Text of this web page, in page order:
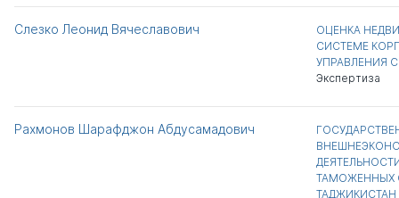
Слезко Леонид Вячеславович
ОЦЕНКА
СИСТЕМЕ
УПРАВЛЕНИЯ
Экспертиза
Рахмонов Шарафджон Абдусамадович
ТАМОЖЕННЫХ
ТАДЖИКИСТАН